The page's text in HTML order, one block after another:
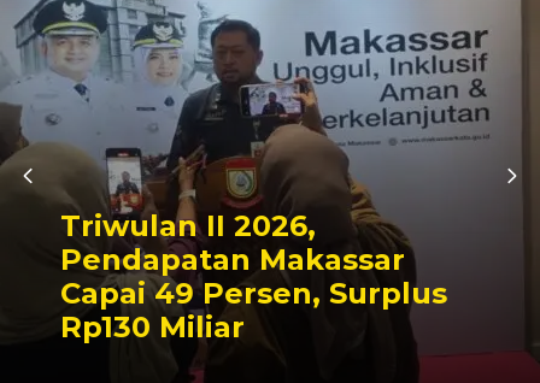
II 2026,
Makassar
49 Persen, Surplus
Miliar